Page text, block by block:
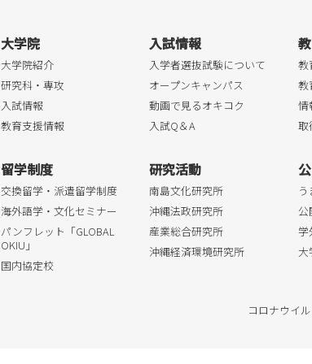
大学院
大学院紹介
研究科・専攻
入試情報
教育支援情報
入試情報
入学者選抜試験について
オープンキャンパス
動画で見るオキコク
入試Q＆A
教
教
情
取
留学制度
交換留学・派遣留学制度
海外語学・文化セミナー
パンフレット「GLOBAL
OKIU」
国内協定校
研究活動
南島文化研究所
沖縄法政研究所
産業総合研究所
沖縄経済環境研究所
公
学
大
コロナウイ